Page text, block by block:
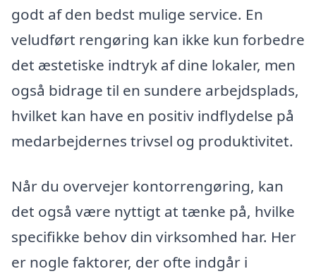
godt af den bedst mulige service. En
veludført rengøring kan ikke kun forbedre
det æstetiske indtryk af dine lokaler, men
også bidrage til en sundere arbejdsplads,
hvilket kan have en positiv indflydelse på
medarbejdernes trivsel og produktivitet.
Når du overvejer kontorrengøring, kan
det også være nyttigt at tænke på, hvilke
specifikke behov din virksomhed har. Her
er nogle faktorer, der ofte indgår i